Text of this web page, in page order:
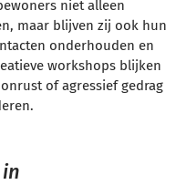
niet alleen
maar blijven zij ook hun
onderhouden en
workshops blijken
of agressief gedrag